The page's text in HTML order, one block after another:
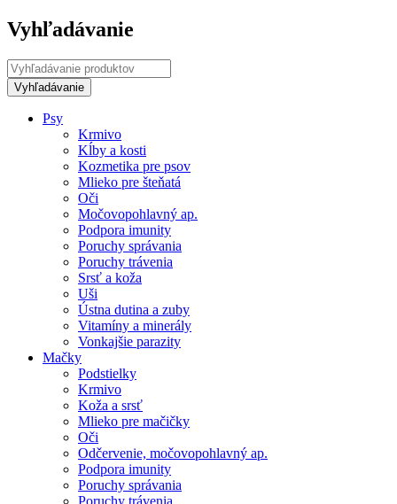
Vyhľadávanie
Psy
Krmivo
Kĺby a kosti
Kozmetika pre psov
Mlieko pre šteňatá
Oči
Močovopohlavný ap.
Podpora imunity
Poruchy správania
Poruchy trávenia
Srsť a koža
Uši
Ústna dutina a zuby
Vitamíny a minerály
Vonkajšie parazity
Mačky
Podstielky
Krmivo
Koža a srsť
Mlieko pre mačičky
Oči
Odčervenie, močovopohlavný ap.
Podpora imunity
Poruchy správania
Poruchy trávenia